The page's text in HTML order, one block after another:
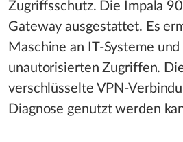
Zugriffsschutz. Die Impala
Gateway ausgestattet. Es
Maschine an IT-Systeme
unautorisierten Zugriffen.
verschlüsselte VPN-
Diagnose genutzt werden